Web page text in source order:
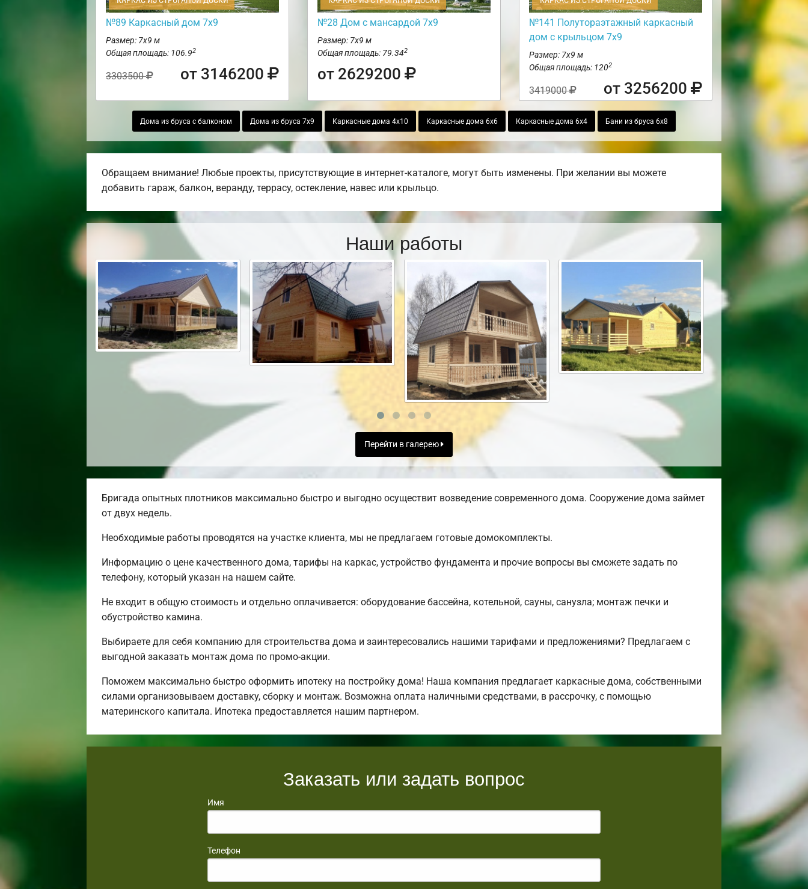
№89 Каркасный дом 7х9
Размер: 7х9 м
Общая площадь: 106.92
3303500 от 3146200
№28 Дом с мансардой 7х9
Размер: 7х9 м
Общая площадь: 79.342
от 2629200
№141 Полутораэтажный каркасный
дом с крыльцом 7х9
Размер: 7х9 м
Общая площадь: 1202
3419000 от 3256200
Дома из бруса с балконом Дома из бруса 7х9 Каркасные дома 4х10 Каркасные дома 6х6 Каркасные дома 6х4 Бани из бруса 6х8
Обращаем внимание! Любые проекты, присутствующие в интернет-каталоге, могут быть изменены. При желании вы можете
добавить гараж, балкон, веранду, террасу, остекление, навес или крыльцо.
Наши работы
Перейти в галерею
Бригада опытных плотников максимально быстро и выгодно осуществит возведение современного дома. Сооружение дома займет
от двух недель.
Необходимые работы проводятся на участке клиента, мы не предлагаем готовые домокомплекты.
Информацию о цене качественного дома, тарифы на каркас, устройство фундамента и прочие вопросы вы сможете задать по
телефону, который указан на нашем сайте.
Не входит в общую стоимость и отдельно оплачивается: оборудование бассейна, котельной, сауны, санузла; монтаж печки и
обустройство камина.
Выбираете для себя компанию для строительства дома и заинтересовались нашими тарифами и предложениями? Предлагаем с
выгодной заказать монтаж дома по промо-акции.
Поможем максимально быстро оформить ипотеку на постройку дома! Наша компания предлагает каркасные дома, собственными
силами организовываем доставку, сборку и монтаж. Возможна оплата наличными средствами, в рассрочку, с помощью
материнского капитала. Ипотека предоставляется нашим партнером.
Заказать или задать вопрос
Имя
Телефон